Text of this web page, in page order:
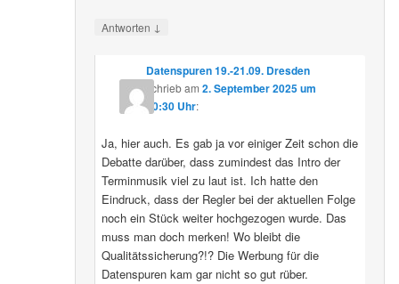
Antworten ↓
Datenspuren 19.-21.09. Dresden
schriebam 2. September 2025 um
10:30 Uhr:
Ja, hier auch. Es gab ja vor einiger Zeit schon die
Debatte darüber, dass zumindest das Intro der
Terminmusik viel zu laut ist. Ich hatte den
Eindruck, dass der Regler bei der aktuellen Folge
noch ein Stück weiter hochgezogen wurde. Das
muss man doch merken! Wo bleibt die
Qualitätssicherung?!? Die Werbung für die
Datenspuren kam gar nicht so gut rüber.